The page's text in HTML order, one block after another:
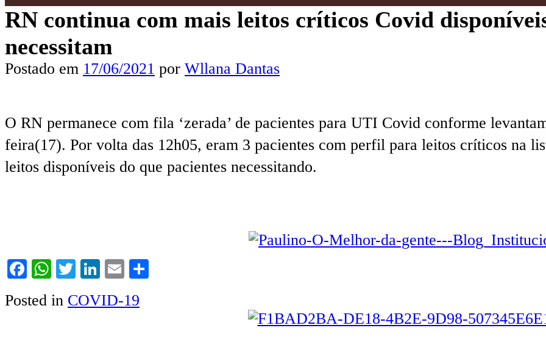
RN continua com mais leitos críticos Covid
necessitam
Postado em 17/06/2021 por Wllana Dantas
O RN permanece com fila ‘zerada’ de pacientes para UTI Covid conforme
feira(17). Por volta das 12h05, eram 3 pacientes com perfil para leitos críticos na
leitos disponíveis do que pacientes necessitando.
Facebook
WhatsApp
TwitterLinkedIn
Email
Posted in COVID-19